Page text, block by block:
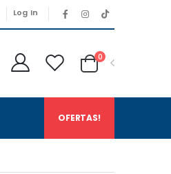
Log In
0
OFERTAS!